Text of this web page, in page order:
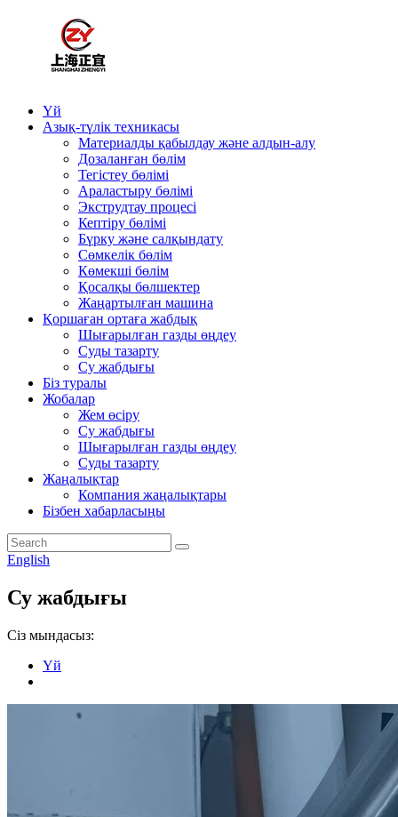
Үй
Азық-түлік техникасы
Материалды қабылдау және алдын-алу
Дозаланған бөлім
Тегістеу бөлімі
Араластыру бөлімі
Экструдтау процесі
Кептіру бөлімі
Бүрку және салқындату
Сөмкелік бөлім
Көмекші бөлім
Қосалқы бөлшектер
Жаңартылған машина
Қоршаған ортаға жабдық
Шығарылған газды өңдеу
Суды тазарту
Су жабдығы
Біз туралы
Жобалар
Жем өсіру
Су жабдығы
Шығарылған газды өңдеу
Суды тазарту
Жаңалықтар
Компания жаңалықтары
Бізбен хабарласыңы
English
Су жабдығы
Сіз мындасыз:
Үй